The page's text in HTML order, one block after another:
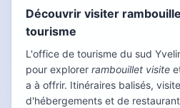
Découvrir visiter
tourisme
L'office de tourisme du sud
pour explorer rambouillet visite
a à offrir. Itinéraires balisés,
d'hébergements et de